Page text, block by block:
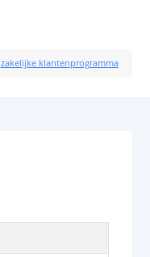
zakelijke klantenprogramma